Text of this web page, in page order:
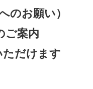
のお願い）
ご案内
ただけます